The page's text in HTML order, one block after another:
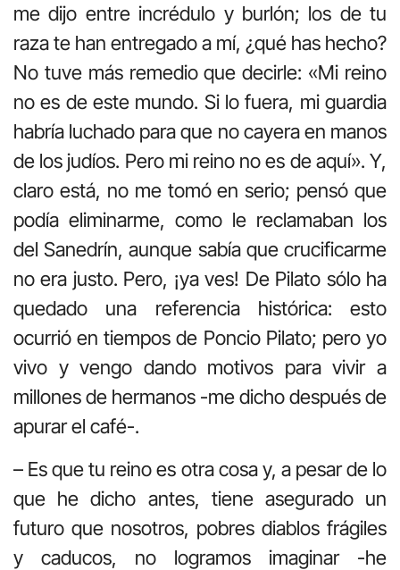
me dijo entre incrédulo y burlón; los de tu
raza te han entregado a mí, ¿qué has hecho?
No tuve más remedio que decirle: «Mi reino
no es de este mundo. Si lo fuera, mi guardia
habría luchado para que no cayera en manos
de los judíos. Pero mi reino no es de aquí». Y,
claro está, no me tomó en serio; pensó que
podía eliminarme, como le reclamaban los
del Sanedrín, aunque sabía que crucificarme
no era justo. Pero, ¡ya ves! De Pilato sólo ha
quedado una referencia histórica: esto
ocurrió en tiempos de Poncio Pilato; pero yo
vivo y vengo dando motivos para vivir a
millones de hermanos -me dicho después de
apurar el café-.
– Es que tu reino es otra cosa y, a pesar de lo
que he dicho antes, tiene asegurado un
futuro que nosotros, pobres diablos frágiles
y caducos, no logramos imaginar -he